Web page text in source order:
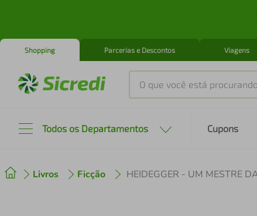
Shopping Parcerias e Descontos Viagens
O que você está procurando?
Todos os Departamentos Cupons
Livros Ficção 2º cafeteira